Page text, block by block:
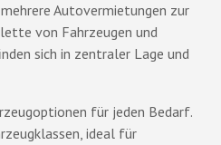
Autovermietungen zur
von Fahrzeugen und
sich in zentraler Lage und
für jeden Bedarf.
ideal für